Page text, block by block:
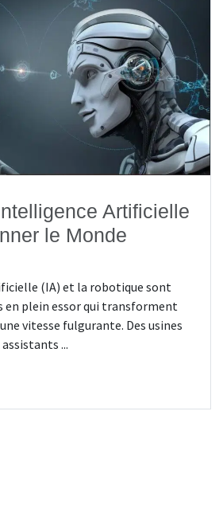
Artificielle
le Monde
(IA) et la robotique sont
en plein essor qui transforment
vitesse fulgurante. Des usines
...